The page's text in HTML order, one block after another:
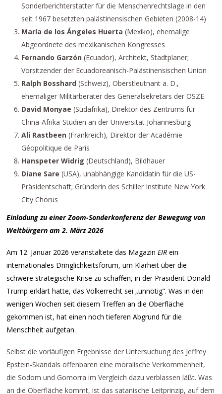
Sonderberichterstatter für die Menschenrechtslage in den
seit 1967 besetzten palästinensischen Gebieten (2008-14)
María de los Ángeles Huerta (Mexiko), ehemalige
Abgeordnete des mexikanischen Kongresses
Fernando Garzón (Ecuador), Architekt, Stadtplaner;
Vorsitzender der Ecuadoreanisch-Palästinensischen Union
Ralph Bosshard (Schweiz), Oberstleutnant a. D.,
ehemaliger Militärberater des Generalsekretärs der OSZE
David Monyae (Südafrika), Direktor des Zentrums für
China-Afrika-Studien an der Universität Johannesburg
Ali Rastbeen (Frankreich), Direktor der Académie
Géopolitique de Paris
Hanspeter Widrig (Deutschland), Bildhauer
Diane Sare (USA), unabhängige Kandidatin für die US-
Präsidentschaft; Gründerin des Schiller Institute New York
City Chorus
Einladung zu einer Zoom-Sonderkonferenz der Bewegung von
Weltbürgern am 2. März 2026
Am 12. Januar 2026 veranstaltete das Magazin EIR ein
internationales Dringlichkeitsforum, um Klarheit über die
schwere strategische Krise zu schaffen, in der Präsident Donald
Trump erklärt hatte, das Völkerrecht sei „unnötig”. Was in den
wenigen Wochen seit diesem Treffen an die Oberfläche
gekommen ist, hat einen noch tieferen Abgrund für die
Menschheit aufgetan.
Selbst die vorläufigen Ergebnisse der Untersuchung des Jeffrey
Epstein-Skandals offenbaren eine moralische Verkommenheit,
die Sodom und Gomorra im Vergleich dazu verblassen läßt. Was
an die Oberfläche kommt, ist das satanische Leitprinzip, auf dem